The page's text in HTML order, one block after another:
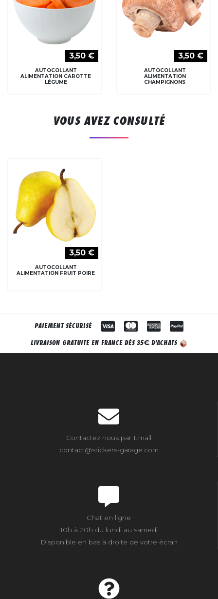
3,50 €
AUTOCOLLANT
ALIMENTATION CAROTTE
LÉGUME
3,50 €
AUTOCOLLANT
ALIMENTATION
CHAMPIGNONS
VOUS AVEZ CONSULTÉ
3,50 €
AUTOCOLLANT
ALIMENTATION FRUIT POIRE
PAIEMENT SÉCURISÉ
LIVRAISON GRATUITE EN FRANCE DÈS 35€ D'ACHATS
Contactez nous par Email
contact@stickers-garage.com
Chat en ligne
10h à 20h du lundi au samedi
Disponible en bas à droite de votre écran